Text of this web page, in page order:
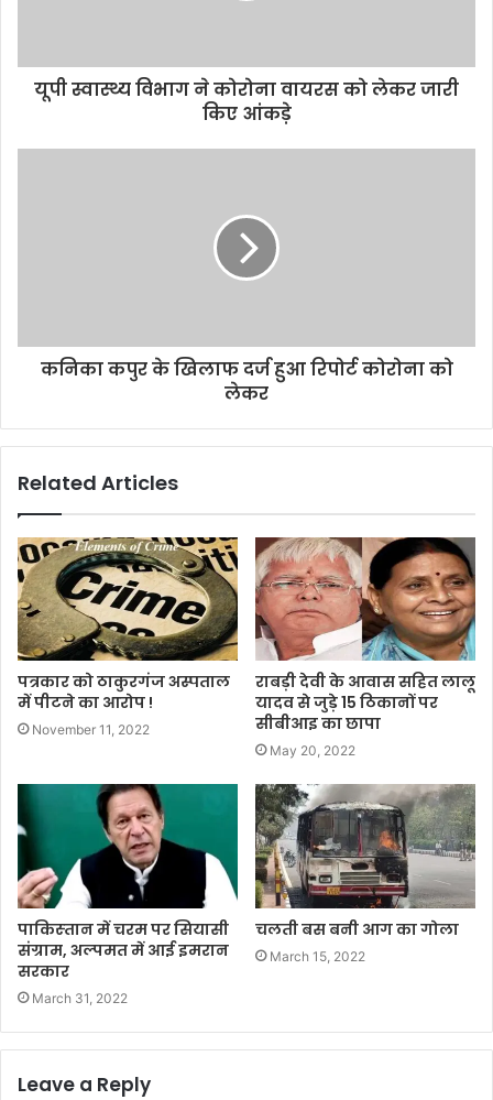
यूपी स्वास्थ्य विभाग ने कोरोना वायरस को लेकर जारी
किए आंकड़े
कनिका कपुर के खिलाफ दर्ज हुआ रिपोर्ट कोरोना को
लेकर
Related Articles
पत्रकार को ठाकुरगंज अस्पताल
में पीटने का आरोप !
November 11, 2022
राबड़ी देवी के आवास सहित लालू
यादव से जुड़े 15 ठिकानों पर
सीबीआइ का छापा
May 20, 2022
पाकिस्‍तान में चरम पर सियासी
संग्राम, अल्पमत में आई इमरान
सरकार
March 31, 2022
चलती बस बनी आग का गोला
March 15, 2022
Leave a Reply